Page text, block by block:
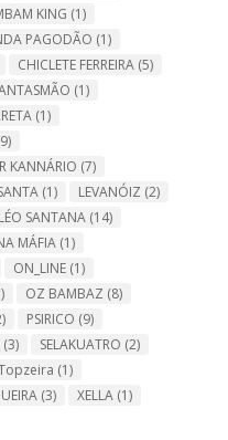
KING (1)
PAGODÃO (1)
CHICLETE FERREIRA(5)
(1)
(1)
KANNÁRIO (7)
(1) LEVANÓIZ (2)
LÉO SANTANA(14)
MÁFIA(1)
ON_LINE(1)
OZ BAMBAZ (8)
PSIRICO (9)
(3) SELAKUATRO (2)
(1)
(3) XELLA(1)